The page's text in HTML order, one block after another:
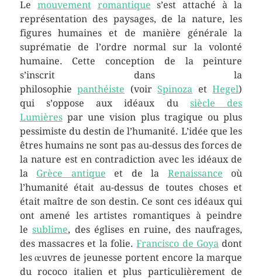
Le mouvement romantique s’est attaché à la
représentation des paysages, de la nature, les
figures humaines et de manière générale la
suprématie de l’ordre normal sur la volonté
humaine. Cette conception de la peinture
s’inscrit dans la
philosophiepanthéiste (voirSpinoza etHegel)
qui s’oppose aux idéaux dusiècle des
Lumièrespar une vision plus tragique ou plus
pessimiste du destin de l’humanité. L’idée que les
êtres humains ne sont pas au-dessus des forces de
la nature est en contradiction avec les idéaux de
la Grèce antique et de la Renaissance où
l’humanité était au-dessus de toutes choses et
était maître de son destin. Ce sont ces idéaux qui
ont amené les artistes romantiques à peindre
lesublime, des églises en ruine, des naufrages,
des massacres et la folie.Francisco de Goya dont
les œuvres de jeunesse portent encore la marque
du rococo italien et plus particulièrement de